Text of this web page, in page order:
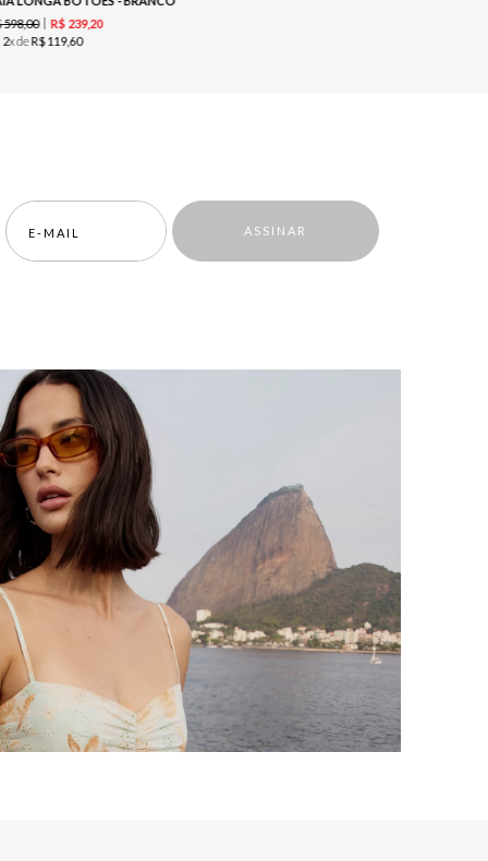
598,00 R$ 239,20
2x deR$ 119,60
ASSINAR